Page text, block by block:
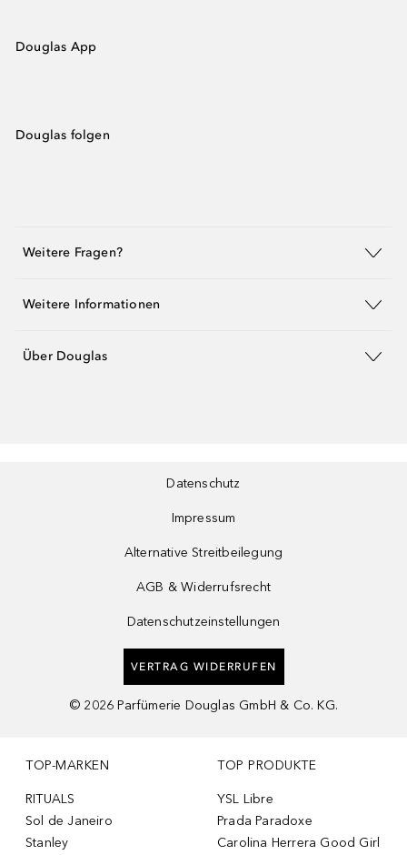
Douglas App
Douglas folgen
Weitere Fragen?
Weitere Informationen
Über Douglas
Datenschutz
Impressum
Alternative Streitbeilegung
AGB & Widerrufsrecht
Datenschutzeinstellungen
VERTRAG WIDERRUFEN
© 2026 Parfümerie Douglas GmbH & Co. KG.
TOP-MARKEN
RITUALS
Sol de Janeiro
Stanley
TOP PRODUKTE
YSL Libre
Prada Paradoxe
Carolina Herrera Good Girl